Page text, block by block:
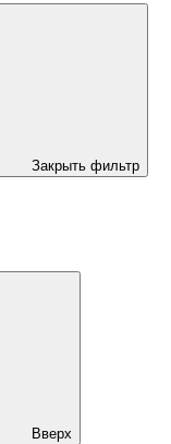
Закрыть фильтр
Вверх